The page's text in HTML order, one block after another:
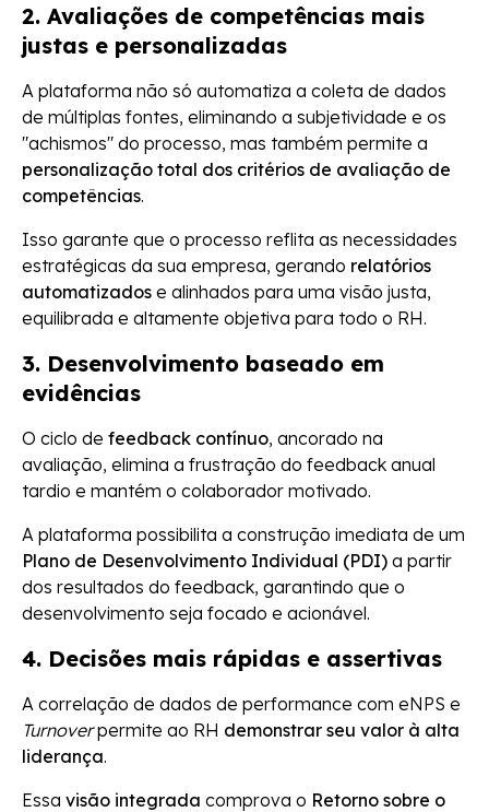
2. Avaliações de competências mais
justas e personalizadas
A plataforma não só automatiza a coleta de dados
de múltiplas fontes, eliminando a subjetividade e os
"achismos" do processo, mas também permite a
personalização total dos critérios de avaliação de
competências.
Isso garante que o processo reflita as necessidades
estratégicas da sua empresa, gerando relatórios
automatizados e alinhados para uma visão justa,
equilibrada e altamente objetiva para todo o RH.
3. Desenvolvimento baseado em
evidências
O ciclo de feedback contínuo, ancorado na
avaliação, elimina a frustração do feedback anual
tardio e mantém o colaborador motivado.
A plataforma possibilita a construção imediata de um
Plano de Desenvolvimento Individual (PDI) a partir
dos resultados do feedback, garantindo que o
desenvolvimento seja focado e acionável.
4. Decisões mais rápidas e assertivas
A correlação de dados de performance com eNPS e
Turnoverpermite ao RH demonstrar seu valor à alta
liderança.
Essa visão integrada comprova o Retorno sobre o